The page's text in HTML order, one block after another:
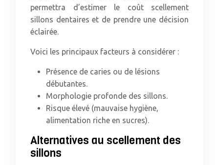
permettra d’estimer le coût scellement
sillons dentaires et de prendre une décision
éclairée.
Voici les principaux facteurs à considérer :
Présence de caries ou de lésions
débutantes.
Morphologie profonde des sillons.
Risque élevé (mauvaise hygiène,
alimentation riche en sucres).
Alternatives au scellement des
sillons